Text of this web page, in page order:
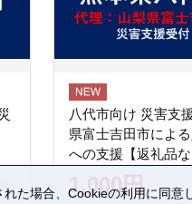
八代市向け 災害支
県富士吉田市によ
への支援【返礼品な
1,000円
た場合、Cookieの利用に同意